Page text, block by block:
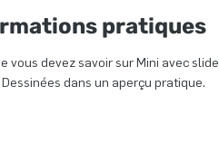
pratiques
vous devez savoir sur Mini avec slide
dans un aperçu pratique.